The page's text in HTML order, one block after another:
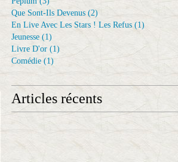
Que Sont-Ils Devenus (2)
En Live Avec Les Stars ! Les Refus (1)
Jeunesse (1)
Livre D'or (1)
Comédie (1)
Articles récents